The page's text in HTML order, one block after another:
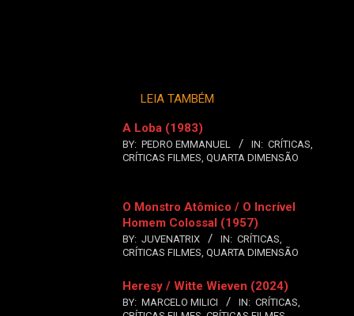
LEIA TAMBÉM
A Loba (1983)
BY: PEDRO EMMANUEL IN: CRÍTICAS
CRÍTICAS FILMES QUARTA DIMENSÃO
O Monstro Atômico / O Incrível
Homem Colossal (1957)
BY: JUVENATRIX IN: CRÍTICAS
CRÍTICAS FILMES QUARTA DIMENSÃO
Heresy / Witte Wieven (2024)
BY: MARCELO MILICI IN: CRÍTICAS